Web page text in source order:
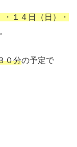
１４日（日）・
０分の予定で